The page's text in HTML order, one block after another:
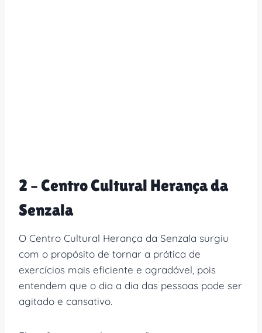
2 – Centro Cultural Herança da
Senzala
O Centro Cultural Herança da Senzala surgiu
com o propósito de tornar a prática de
exercícios mais eficiente e agradável, pois
entendem que o dia a dia das pessoas pode ser
agitado e cansativo.